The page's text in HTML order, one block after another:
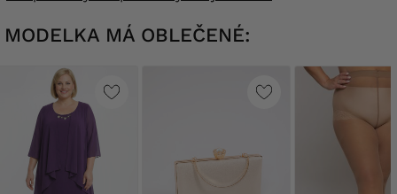
MODELKA MÁ OBLEČENÉ: